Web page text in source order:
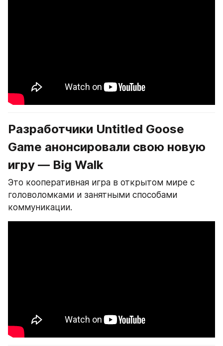
Разработчики Untitled Goose
Game анонсировали свою новую
игру — Big Walk
Это кооперативная игра в открытом мире с
головоломками и занятными способами
коммуникации.